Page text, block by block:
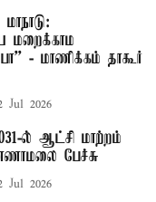
- மாணிக்கம் தாகூர்
Jul 2026
ல் ஆட்சி மாற்றம்
பேச்சு
Jul 2026